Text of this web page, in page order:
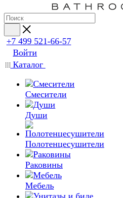
+7 499 521-66-57
Войти
Каталог
Смесители
Души
Полотенцесушители
Раковины
Мебель